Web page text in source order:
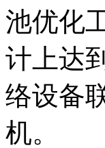
池优化
计上达
络设备
机。